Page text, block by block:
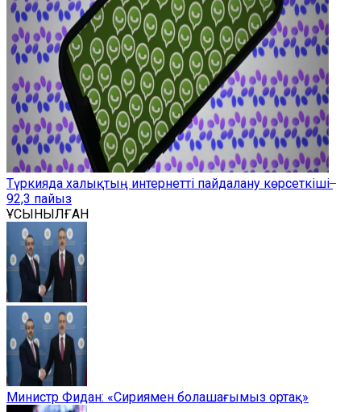
Түркияда халықтың интернетті пайдалану көрсеткіші ̶
92,3 пайыз
ҰСЫНЫЛҒАН
Министр Фидан: «Сириямен болашағымыз ортақ»